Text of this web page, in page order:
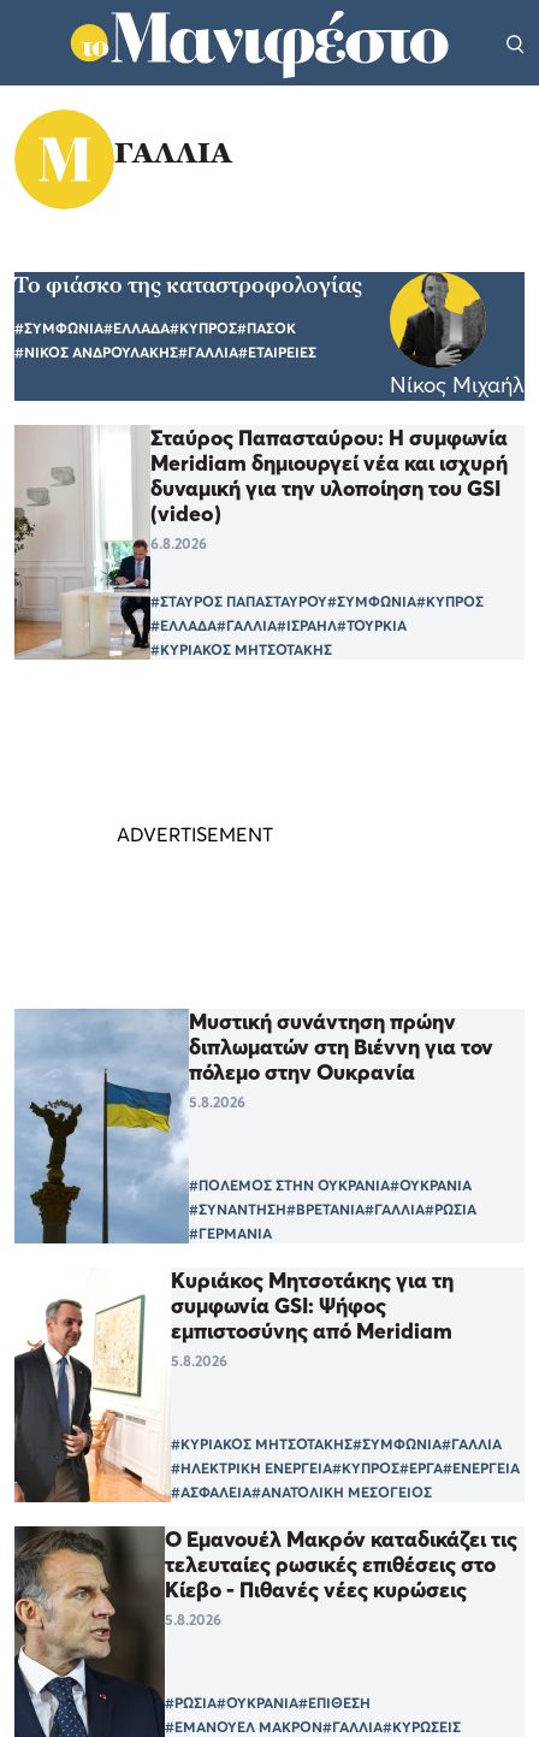
ΓΑΛΛΙΑ
Το φιάσκο της καταστροφολογίας
#ΣΥΜΦΩΝΙΑ#ΕΛΛΑΔΑ#ΚΥΠΡΟΣ#ΠΑΣΟΚ
#ΝΙΚΟΣ ΑΝΔΡΟΥΛΑΚΗΣ#ΓΑΛΛΙΑ#ΕΤΑΙΡΕΙΕΣ
Νίκος Μιχαήλ
Σταύρος Παπασταύρου: Η συμφωνία
Meridiam δημιουργεί νέα και ισχυρή
δυναμική για την υλοποίηση του GSI
(video)
6.8.2026
#ΣΤΑΥΡΟΣ ΠΑΠΑΣΤΑΥΡΟΥ#ΣΥΜΦΩΝΙΑ#ΚΥΠΡΟΣ
#ΕΛΛΑΔΑ#ΓΑΛΛΙΑ#ΙΣΡΑΗΛ#ΤΟΥΡΚΙΑ
#ΚΥΡΙΑΚΟΣ ΜΗΤΣΟΤΑΚΗΣ
Μυστική συνάντηση πρώην
διπλωματών στη Βιέννη για τον
πόλεμο στην Ουκρανία
5.8.2026
#ΠΟΛΕΜΟΣ ΣΤΗΝ ΟΥΚΡΑΝΙΑ#ΟΥΚΡΑΝΙΑ
#ΣΥΝΑΝΤΗΣΗ#ΒΡΕΤΑΝΙΑ#ΓΑΛΛΙΑ#ΡΩΣΙΑ
#ΓΕΡΜΑΝΙΑ
Κυριάκος Μητσοτάκης για τη
συμφωνία GSI: Ψήφος
εμπιστοσύνης από Meridiam
5.8.2026
#ΚΥΡΙΑΚΟΣ ΜΗΤΣΟΤΑΚΗΣ#ΣΥΜΦΩΝΙΑ#ΓΑΛΛΙΑ
#ΗΛΕΚΤΡΙΚΗ ΕΝΕΡΓΕΙΑ#ΚΥΠΡΟΣ#ΕΡΓΑ#ΕΝΕΡΓΕΙΑ
#ΑΣΦΑΛΕΙΑ#ΑΝΑΤΟΛΙΚΗ ΜΕΣΟΓΕΙΟΣ
Ο Εμανουέλ Μακρόν καταδικάζει τις
τελευταίες ρωσικές επιθέσεις στο
Κίεβο - Πιθανές νέες κυρώσεις
5.8.2026
#ΡΩΣΙΑ#ΟΥΚΡΑΝΙΑ#ΕΠΙΘΕΣΗ
#ΕΜΑΝΟΥΕΛ ΜΑΚΡΟΝ#ΓΑΛΛΙΑ#ΚΥΡΩΣΕΙΣ